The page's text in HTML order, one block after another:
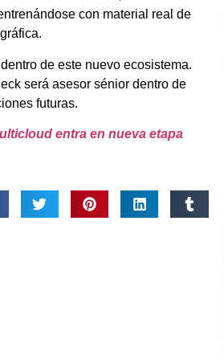
con material real de
de este nuevo ecosistema.
será asesor sénior dentro de
futuras.
entra en nueva etapa